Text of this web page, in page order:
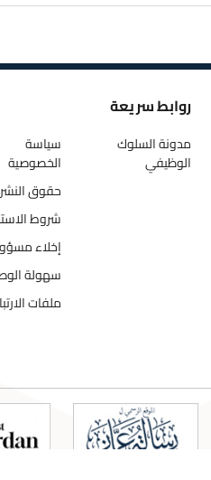
روابط سريعة
مدونة السلوك
الوظيفي
سياسة
الخصوصية
حقوق النشر
شروط
إخلاء
سهولة
ملفات